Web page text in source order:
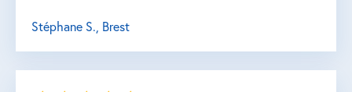
Stéphane S., Brest